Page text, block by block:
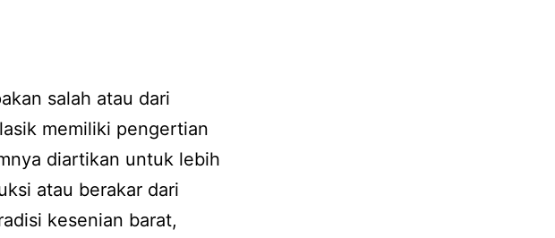
salah atau dari
memiliki pengertian
diartikan untuk lebih
atau berakar dari
kesenian barat,